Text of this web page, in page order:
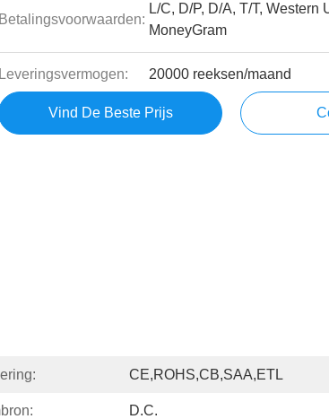
Betalingsvoorwaarden:
L/C, D/P, D/A, T/T, Western
MoneyGram
Leveringsvermogen: 20000 reeksen/maand
Vind De Beste Prijs
CE,ROHS,CB,SAA,ETL
D.C.